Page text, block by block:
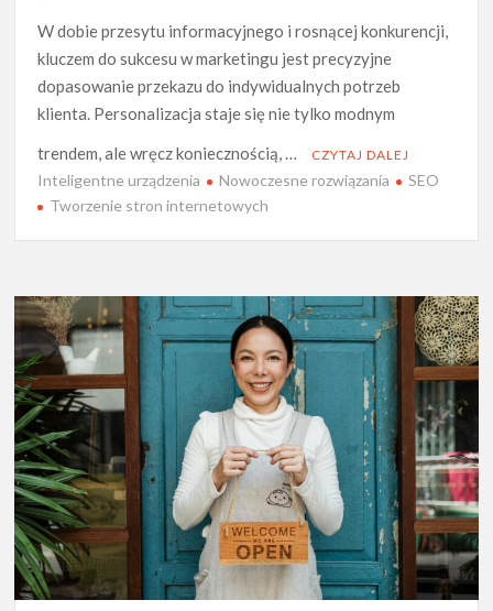
W dobie przesytu informacyjnego i rosnącej konkurencji,
kluczem do sukcesu w marketingu jest precyzyjne
dopasowanie przekazu do indywidualnych potrzeb
klienta. Personalizacja staje się nie tylko modnym
trendem, ale wręcz koniecznością, …
CZYTAJ DALEJ
Inteligentne urządzenia Nowoczesne rozwiązania
SEO
Tworzenie stron internetowych